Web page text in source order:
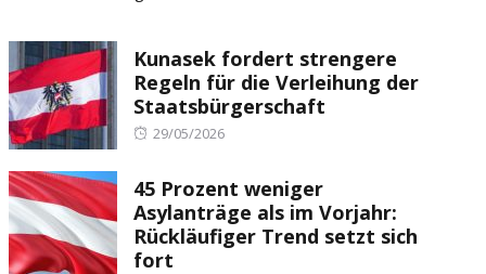
Kunasek fordert strengere
Regeln für die Verleihung der
Staatsbürgerschaft
Posted
29/05/2026
45 Prozent weniger
Asylanträge als im Vorjahr:
Rückläufiger Trend setzt sich
fort